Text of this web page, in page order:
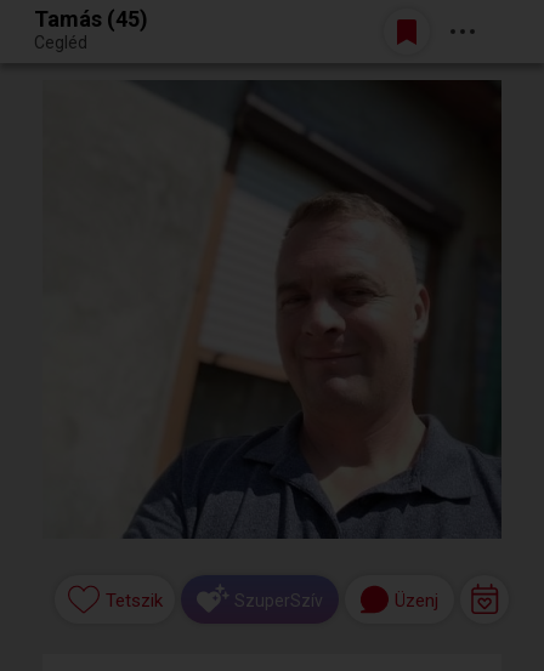
Egy jó randiból bármi lehet.
Belépés
Tamás (45)
Cegléd
Tetszik SzuperSzív Üzenj